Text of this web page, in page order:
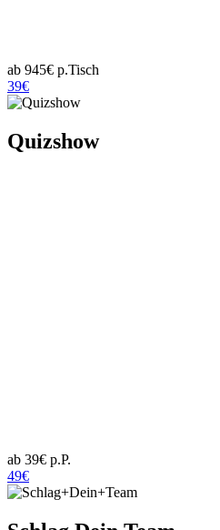
ab 945€ p.Tisch
39€
Quizshow
ab 39€ p.P.
49€